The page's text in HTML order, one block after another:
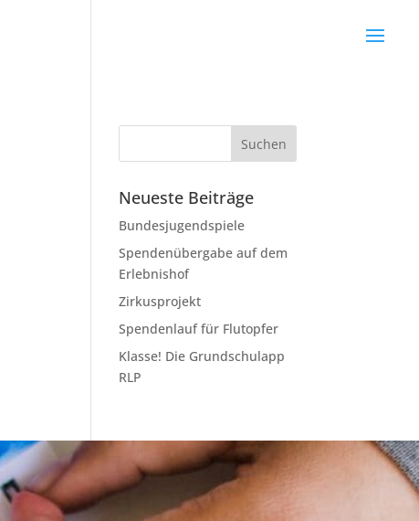
Neueste Beiträge
Bundesjugendspiele
Spendenübergabe auf dem
Erlebnishof
Zirkusprojekt
Spendenlauf für Flutopfer
Klasse! Die Grundschulapp
RLP